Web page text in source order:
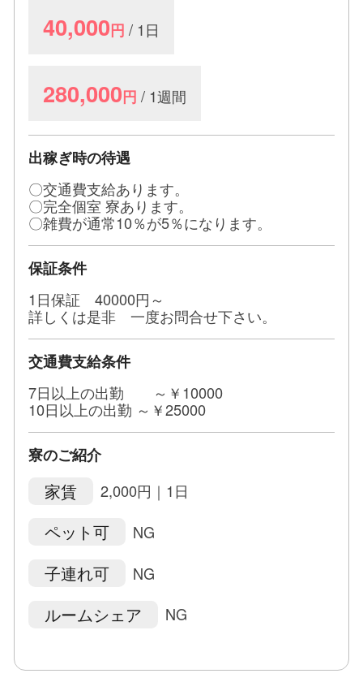
〓〓〓〓〓〓〓〓〓〓〓〓〓〓〓〓
出稼ぎの方は観光気分でお仕事しながら四万十市を
思いっきり満喫して下さい。
勿論、短期間での出稼ぎでも大丈夫ですよ★
のサポートは出来る限り致します。
まずはお気軽にお電話かメールにて問い合わせして
下さい。
電話番号 ■ (080-6288-3370)
メールアドレス ■ (minmin22122@gmail.com)
はメールにてご連絡下さい
40,000円 / 1日
280,000円 / 1週間
出稼ぎ時の待遇
〇交通費支給あります。
〇完全個室 寮あります。
〇雑費が通常10％が5％になります。
保証条件
1日保証 40000円～
詳しくは是非 一度お問合せ下さい。
交通費支給条件
7日以上の出勤 ～￥10000
10日以上の出勤 ～￥25000
寮のご紹介
家賃 2,000円｜1日
ペット可 NG
子連れ可 NG
ルームシェア NG